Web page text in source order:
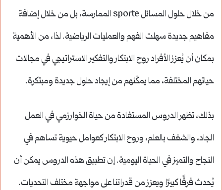
من خلال حلول المسائل sporte الممارسة، بل من خلال إضافة
مفاهيم جديدة سهلت الفهم والعمليات الرياضية. لذا، من الأهمية
بمكان أن يُعزز الأفراد روح الابتكار والتفكير الاستراتيجي في مجالات
حياتهم المختلفة، مما يمكّنهم من إيجاد حلول جديدة ومبتكرة.
بذلك، تظهر الدروس المستفادة من حياة الخوارزمي في العمل
الجاد، والشغف بالعلم، وروح الابتكار كعوامل حيوية تساهم في
النجاح والتميز في الحياة اليومية. إن تطبيق هذه الدروس يمكن أن
يُحدث فرقًا كبيرًا ويعزز من قدراتنا على مواجهة مختلف التحديات.